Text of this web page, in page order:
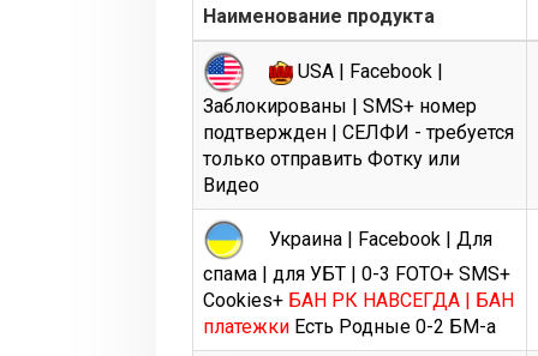
Наименование продукта
USA | Facebook |
Заблокированы | SMS+ номер
подтвержден | СЕЛФИ - требуется
только отправить Фотку или
Видео
Украина | Facebook | Для
спама | для УБТ | 0-3 FOTO+ SMS+
Cookies+ БАН РК НАВСЕГДА | БАН
платежки Есть Родные 0-2 БМ-а